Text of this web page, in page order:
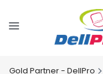
Gold Partner - DellPro